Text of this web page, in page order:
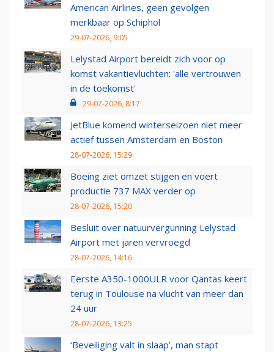
American Airlines, geen gevolgen
merkbaar op Schiphol
29-07-2026, 9:05
Lelystad Airport bereidt zich voor op
komst vakantievluchten: 'alle vertrouwen
in de toekomst'
29-07-2026, 8:17
JetBlue komend winterseizoen niet meer
actief tussen Amsterdam en Boston
28-07-2026, 15:29
Boeing ziet omzet stijgen en voert
productie 737 MAX verder op
28-07-2026, 15:20
Besluit over natuurvergunning Lelystad
Airport met jaren vervroegd
28-07-2026, 14:16
Eerste A350-1000ULR voor Qantas keert
terug in Toulouse na vlucht van meer dan
24 uur
28-07-2026, 13:25
‘Beveiliging valt in slaap’, man stapt